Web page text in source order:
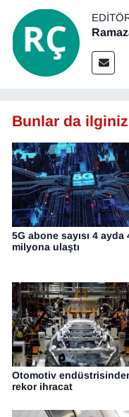
Bunlar da
5G abone sayısı 4 ayda
milyona ulaştı
Otomotiv
rekor ihracat
VAN'DA SPOR
Vasıta
YEREL